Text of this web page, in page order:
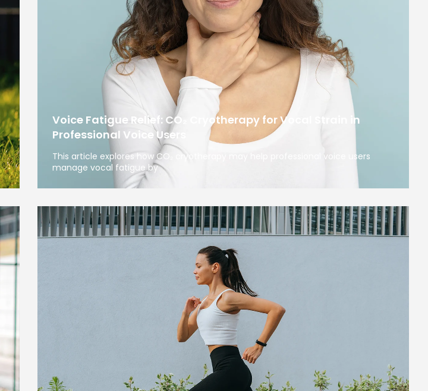
Voice Fatigue Relief: CO₂ Cryotherapy for Vocal Strain in
Professional Voice Users
This article explores how CO₂ cryotherapy may help professional voice users
manage vocal fatigue by